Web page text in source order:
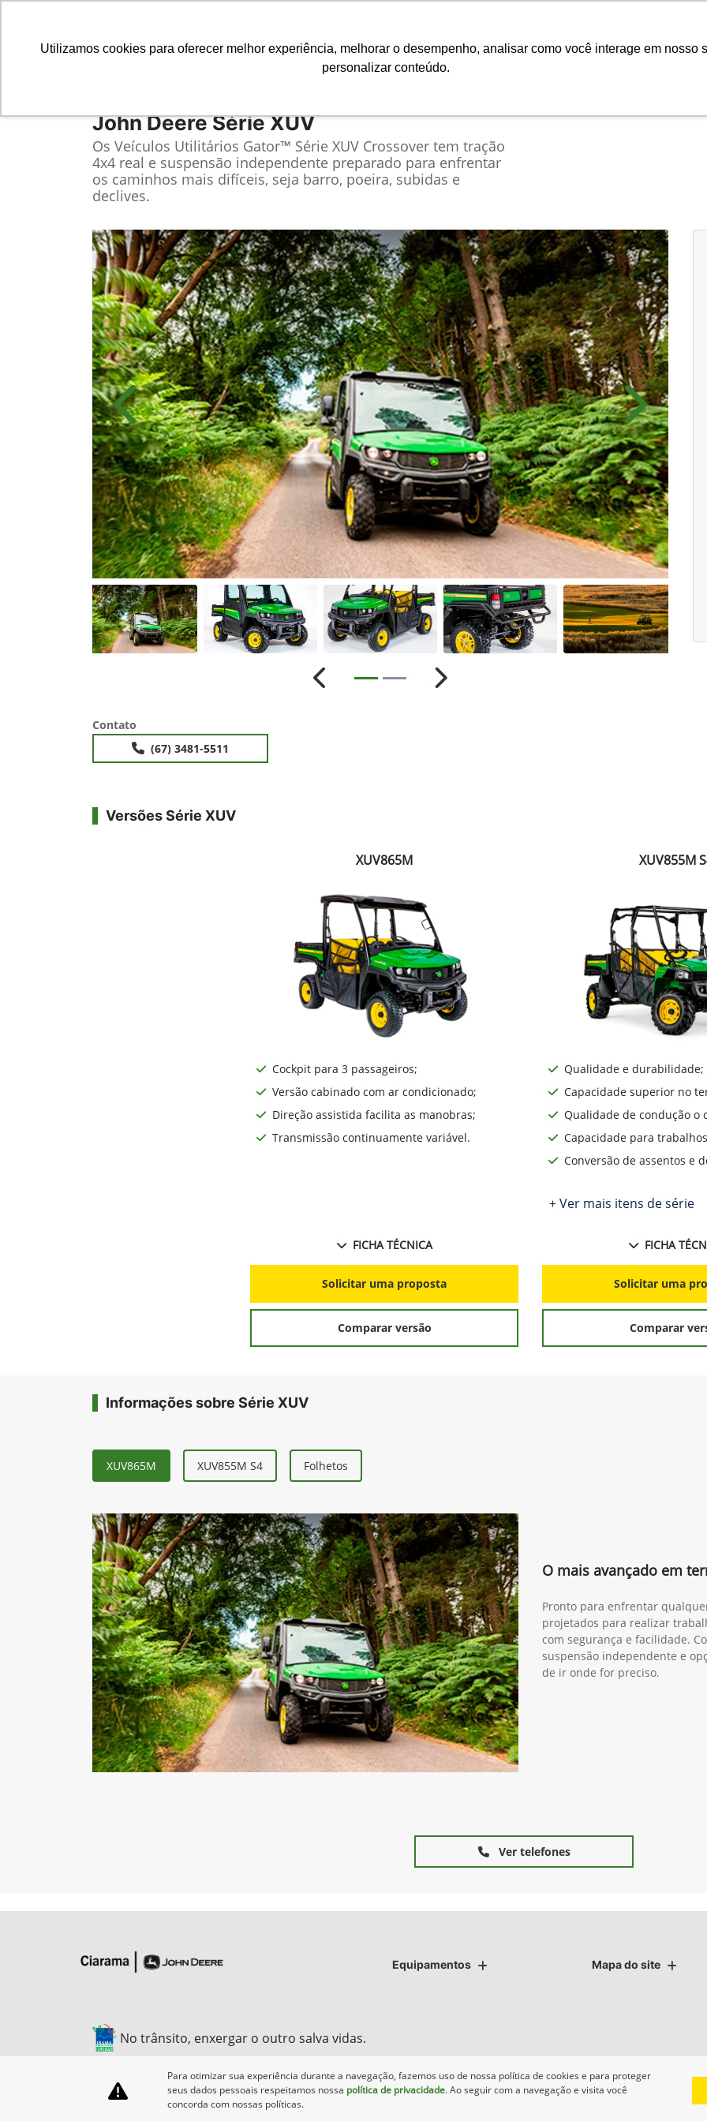
Utilizamos cookies para oferecer melhor experiência, melhorar o desempenho, analisar como você interage em nosso
personalizar conteúdo.
Seminovos
John DeereSérie XUV
Os Veículos Utilitários Gator™ Série XUV Crossover tem tração
4x4 real e suspensão independente preparado para enfrentar
os caminhos mais difíceis, seja barro, poeira, subidas e
declives.
Anterior Próximo
Anterior Próximo
Contato
(67) 3481-5511
Versões Série XUV
XUV865M
Cockpit para 3 passageiros;
Versão cabinado com ar condicionado;
Direção assistida facilita as manobras;
Transmissão continuamente variável.
FICHA TÉCNICA
Solicitar uma proposta
Comparar versão
XUV855M
Qualidade e durabilidade;
Capacidade superior no
Qualidade de condução o
Capacidade para
Conversão de assentos e
+ Ver mais itens de série
FICHA
Solicitar uma
Comparar
Informações sobre Série XUV
XUV865M XUV855M S4 Folhetos
O mais avançado em
Pronto para enfrentar
projetados para realizar
com segurança e facilidade.
suspensão independente e
de ir onde for preciso.
Ver telefones
Equipamentos Mapa do site
No trânsito, enxergar o outro salva vidas.
Para otimizar sua experiência durante a navegação, fazemos uso de nossa política de cookies e para proteger
seus dados pessoais respeitamos nossa política de privacidade. Ao seguir com a navegação e visita você
concorda com nossas políticas.